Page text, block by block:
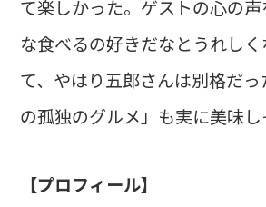
て楽しかった。ゲストの心の
な食べるの好きだなとうれし
て、やはり五郎さんは別格だ
の孤独のグルメ」も実に美味し
【プロフィール】